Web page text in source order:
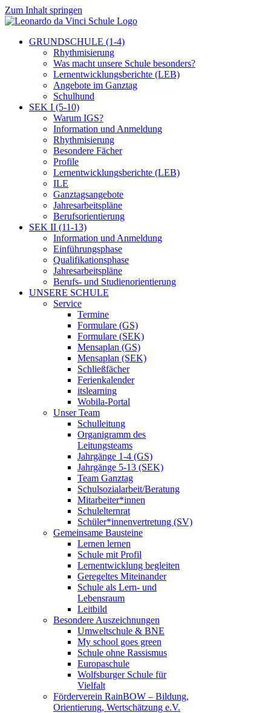
Zum Inhalt springen
GRUNDSCHULE (1-4)
Rhythmisierung
Was macht unsere Schule besonders?
Lernentwicklungsberichte (LEB)
Angebote im Ganztag
Schulhund
SEK I (5-10)
Warum IGS?
Information und Anmeldung
Rhythmisierung
Besondere Fächer
Profile
Lernentwicklungsberichte (LEB)
ILE
Ganztagsangebote
Jahresarbeitspläne
Berufsorientierung
SEK II (11-13)
Information und Anmeldung
Einführungsphase
Qualifikationsphase
Jahresarbeitspläne
Berufs- und Studienorientierung
UNSERE SCHULE
Service
Termine
Formulare (GS)
Formulare (SEK)
Mensaplan (GS)
Mensaplan (SEK)
Schließfächer
Ferienkalender
itslearning
Wobila-Portal
Unser Team
Schulleitung
Organigramm des
Leitungsteams
Jahrgänge 1-4 (GS)
Jahrgänge 5-13 (SEK)
Team Ganztag
Schulsozialarbeit/Beratung
Mitarbeiter*innen
Schulelternrat
Schüler*innenvertretung (SV)
Gemeinsame Bausteine
Lernen lernen
Schule mit Profil
Lernentwicklung begleiten
Geregeltes Miteinander
Schule als Lern- und
Lebensraum
Leitbild
Besondere Auszeichnungen
Umweltschule & BNE
My school goes green
Schule ohne Rassismus
Europaschule
Wolfsburger Schule für
Vielfalt
Förderverein RainBOW – Bildung,
Orientierung, Wertschätzung e.V.